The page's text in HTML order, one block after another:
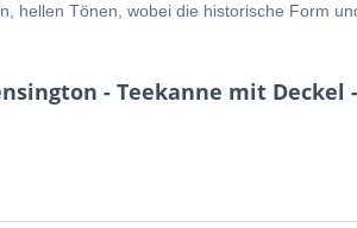
hellen Tönen, wobei die historische Form
- Teekanne mit Deckel